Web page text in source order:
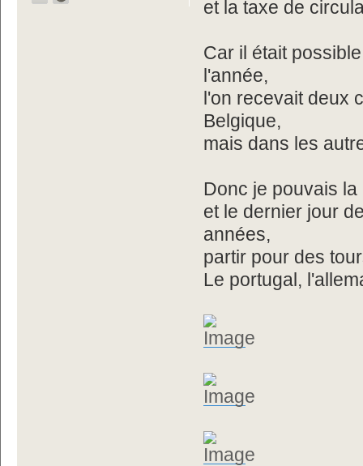
et la taxe de
Car il était
l'année,
l'on recevait deux
Belgique,
mais dans les
Donc je pouvais
et le dernier jour
années,
partir pour des
Le portugal,